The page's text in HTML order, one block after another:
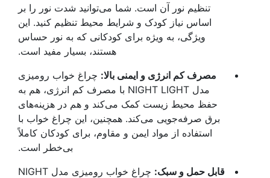
تنظیم نور آن است. شما می‌توانید شدت نور را بر
اساس نیاز کودک و شرایط محیط تنظیم کنید. این
ویژگی، به ویژه برای کودکانی که به نور حساس
هستند، بسیار مفید است.
مصرف کم انرژی و ایمنی بالا: چراغ خواب رومیزی
مدل NIGHT LIGHT با مصرف کم انرژی، هم به
حفظ محیط زیست کمک می‌کند و هم در هزینه‌های
برق صرفه‌جویی می‌کند. همچنین، این چراغ خواب با
استفاده از مواد ایمن و مقاوم، برای کودکان کاملاً
بی‌خطر است.
قابل حمل و سبک:
چراغ خواب رومیزی مدل NIGHT